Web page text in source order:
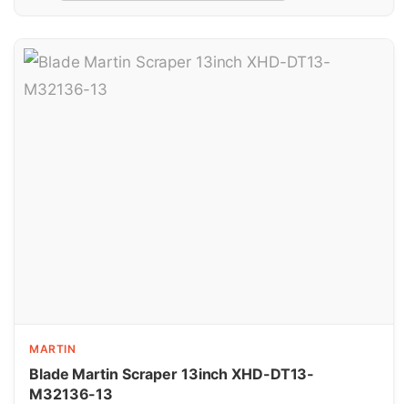
MARTIN
Blade Martin Scraper 13inch XHD-DT13-
M32136-13